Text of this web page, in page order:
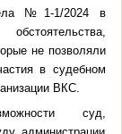
№1-1/2024 в
не позволяли
в судебном
ВКС.
суд,